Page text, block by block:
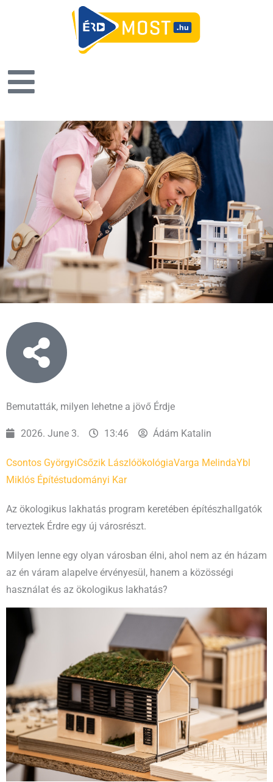
Bemutatták, milyen lehetne a jövő Érdje
2026. June 3. 13:46 Ádám Katalin
Csontos GyörgyiCsőzik LászlóökológiaVarga MelindaYbl
Miklós Építéstudományi Kar
Az ökologikus lakhatás program keretében építészhallgatók
terveztek Érdre egy új városrészt.
Milyen lenne egy olyan városban élni, ahol nem az én házam
az én váram alapelve érvényesül, hanem a közösségi
használat és az ökologikus lakhatás?